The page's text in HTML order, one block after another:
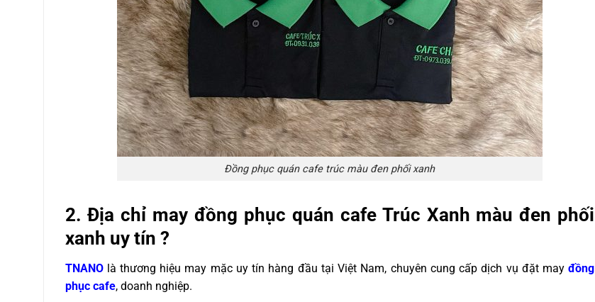
Đồng phục quán cafe trúc màu đen phối xanh
2. Địa chỉ may đồng phục quán cafe Trúc Xanh màu đen phối
xanh uy tín ?
TNANOlà thương hiệu may mặc uy tín hàng đầu tại Việt Nam, chuyên cung cấp dịch vụ đặt mayđồng
phục cafe, doanh nghiệp.